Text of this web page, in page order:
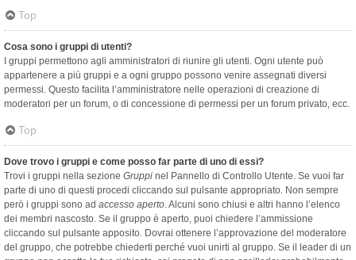
Top
Cosa sono i gruppi di utenti?
I gruppi permettono agli amministratori di riunire gli utenti. Ogni utente può
appartenere a più gruppi e a ogni gruppo possono venire assegnati diversi
permessi. Questo facilita l’amministratore nelle operazioni di creazione di
moderatori per un forum, o di concessione di permessi per un forum privato, ecc.
Top
Dove trovo i gruppi e come posso far parte di uno di essi?
Trovi i gruppi nella sezione Gruppi nel Pannello di Controllo Utente. Se vuoi far
parte di uno di questi procedi cliccando sul pulsante appropriato. Non sempre
però i gruppi sono ad accesso aperto. Alcuni sono chiusi e altri hanno l’elenco
dei membri nascosto. Se il gruppo è aperto, puoi chiedere l’ammissione
cliccando sul pulsante apposito. Dovrai ottenere l’approvazione del moderatore
del gruppo, che potrebbe chiederti perché vuoi unirti al gruppo. Se il leader di un